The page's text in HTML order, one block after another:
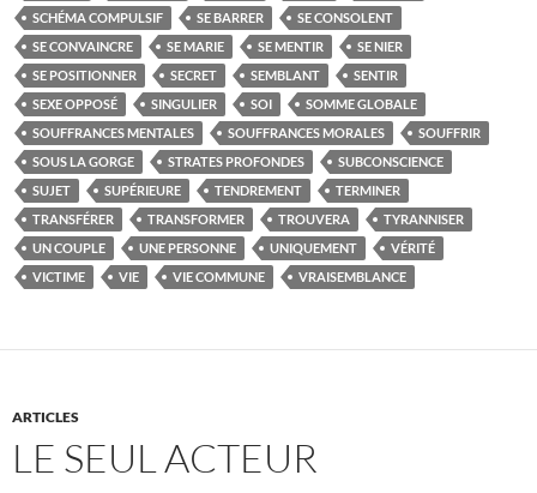
SCHÉMA COMPULSIF
SE BARRER
SE CONSOLENT
SE CONVAINCRE
SE MARIE SE MENTIR
SE NIER
SE POSITIONNER
SECRET SEMBLANT
SENTIR
SEXE OPPOSÉ
SINGULIER SOI
SOMME GLOBALE
SOUFFRANCES MENTALES
SOUFFRANCES MORALES
SOUFFRIR
SOUS LA GORGE
STRATES PROFONDES
SUBCONSCIENCE
SUJET
SUPÉRIEURE TENDREMENT
TERMINER
TRANSFÉRER
TRANSFORMER TROUVERA
TYRANNISER
UN COUPLE
UNE PERSONNE UNIQUEMENT
VÉRITÉ
VICTIME
VIE VIE COMMUNE VRAISEMBLANCE
ARTICLES
LE SEUL ACTEUR